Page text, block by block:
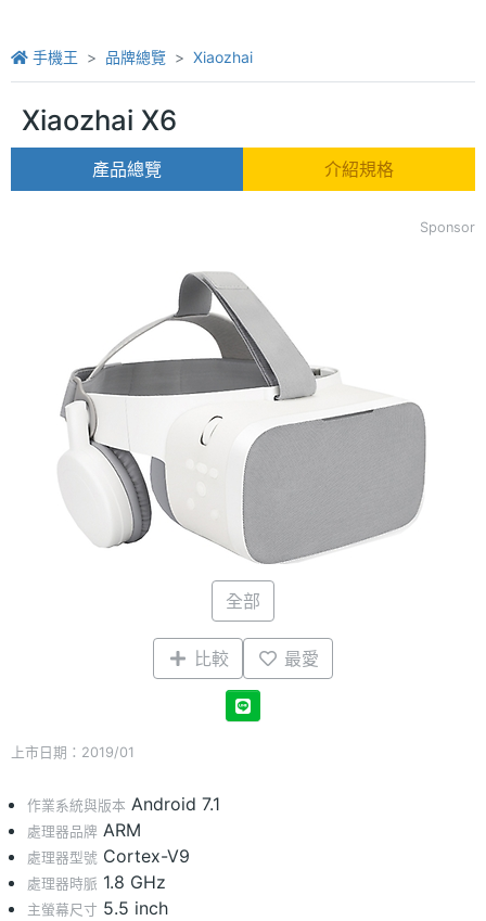
手機王 品牌總覽 Xiaozhai
Xiaozhai X6
產品總覽 介紹規格
Sponsor
全部
比較 最愛
上市日期：2019/01
作業系統與版本 Android 7.1
處理器品牌 ARM
處理器型號 Cortex-V9
處理器時脈 1.8 GHz
主螢幕尺寸 5.5 inch